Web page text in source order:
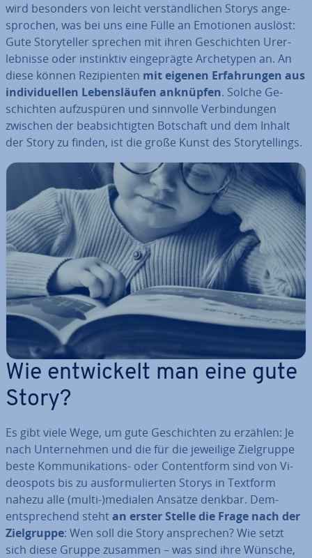
wird besonders von leicht ver­ständ­li­chen Storys an­ge­
spro­chen, was bei uns eine Fülle an Emotionen auslöst:
Gute Sto­rytel­ler sprechen mit ihren Ge­schich­ten Ur­er­
leb­nis­se oder in­stink­tiv ein­ge­präg­te Ar­che­ty­pen an. An
diese können Re­zi­pi­en­ten mit eigenen Er­fah­run­gen aus
in­di­vi­du­el­len Le­bens­läu­fen anknüpfen. Solche Ge­
schich­ten auf­zu­spü­ren und sinnvolle Ver­bin­dun­gen
zwischen der be­ab­sich­tig­ten Botschaft und dem Inhalt
der Story zu finden, ist die große Kunst des Sto­rytel­lings.
Wie ent­wi­ckelt man eine gute
Story?
Es gibt viele Wege, um gute Ge­schich­ten zu erzählen: Je
nach Un­ter­neh­men und die für die jeweilige Ziel­grup­pe
beste Kom­mu­ni­ka­ti­ons- oder Con­tent­form sind von Vi­
deo­spots bis zu aus­for­mu­lier­ten Storys in Textform
nahezu alle (multi-)medialen Ansätze denkbar. Dem­
entspre­chend stehtan erster Stelle die Frage nach der
Ziel­grup­pe: Wen soll die Story an­spre­chen? Wie setzt
sich diese Gruppe zusammen – was sind ihre Wünsche,